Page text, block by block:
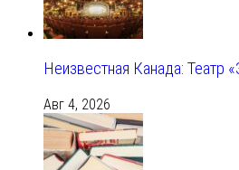
Неизвестная Канада: Театр
Авг 4, 2026